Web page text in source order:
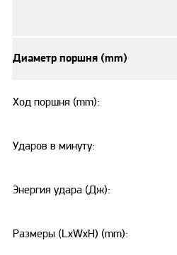
Диаметр поршня (mm)
Ход поршня (mm):
Ударов в минуту:
Энергия удара (Дж):
Размеры (LxWxH) (mm):